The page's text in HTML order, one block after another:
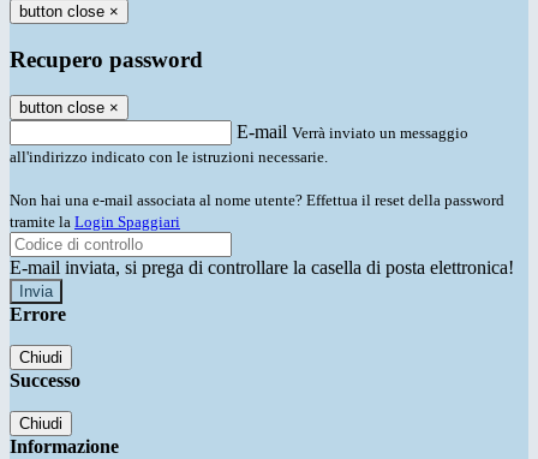
button close ×
Recupero password
button close ×
E-mail Verrà inviato un messaggio
all'indirizzo indicato con le istruzioni necessarie.
Non hai una e-mail associata al nome utente? Effettua il reset della password
tramite la Login Spaggiari
E-mail inviata, si prega di controllare la casella di posta elettronica!
Errore
Chiudi
Successo
Chiudi
Informazione